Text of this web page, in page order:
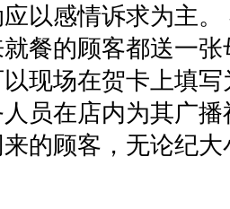
以感情诉求为主
餐的顾客都送一
现场在贺卡上填
员在店内为其广
的顾客，无论纪